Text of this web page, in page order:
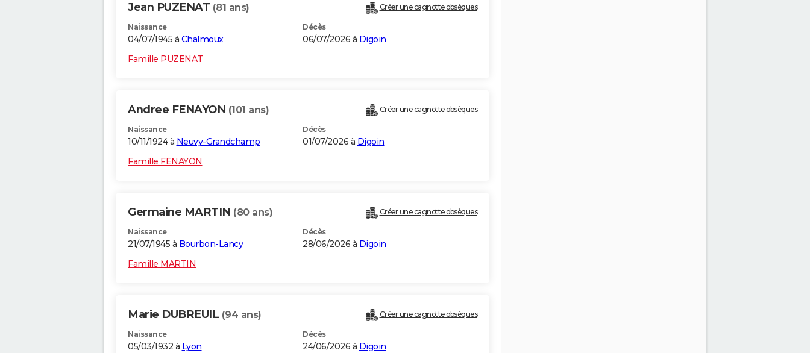
Jean PUZENAT (81 ans) Créer une cagnotte obsèques
Naissance
04/07/1945 à Chalmoux
Décès
06/07/2026 à Digoin
Famille PUZENAT
Andree FENAYON (101 ans) Créer une cagnotte obsèques
Naissance
10/11/1924 à Neuvy-Grandchamp
Décès
01/07/2026 à Digoin
Famille FENAYON
Germaine MARTIN (80 ans) Créer une cagnotte obsèques
Naissance
21/07/1945 à Bourbon-Lancy
Décès
28/06/2026 à Digoin
Famille MARTIN
Marie DUBREUIL (94 ans) Créer une cagnotte obsèques
Naissance
05/03/1932 à Lyon
Décès
24/06/2026 à Digoin